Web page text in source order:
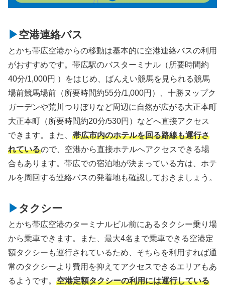
空港連絡バス
とかち帯広空港からの移動は基本的に空港連絡バスの利用
がおすすめです。帯広駅のバスターミナル（所要時間約
40分/1,000円 ）をはじめ、ばんえい競馬を見られる競馬
場前競馬場前（所要時間約55分/1,000円）、十勝ヌップク
ガーデンや荒川つりぼりなど周辺に自然が広がる大正本町
大正本町（所要時間約20分/530円）などへ直接アクセス
できます。また、 帯広市内のホテルを回る路線も運行さ
れているので、空港から直接ホテルへアクセスできる場
合もあります。帯広での宿泊地が決まっている方は、ホテ
ルを周回する連絡バスの発着地も確認しておきましょう。
タクシー
とかち帯広空港のターミナルビル前にあるタクシー乗り場
から乗車できます。また、最大4名まで乗車できる空港定
額タクシーも運行されているため、そちらを利用すれば通
常のタクシーより費用を抑えてアクセスできるエリアもあ
るようです。 空港定額タクシーの利用には運行している